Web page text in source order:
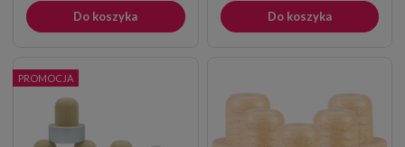
Do koszyka Do koszyka
PROMOCJA